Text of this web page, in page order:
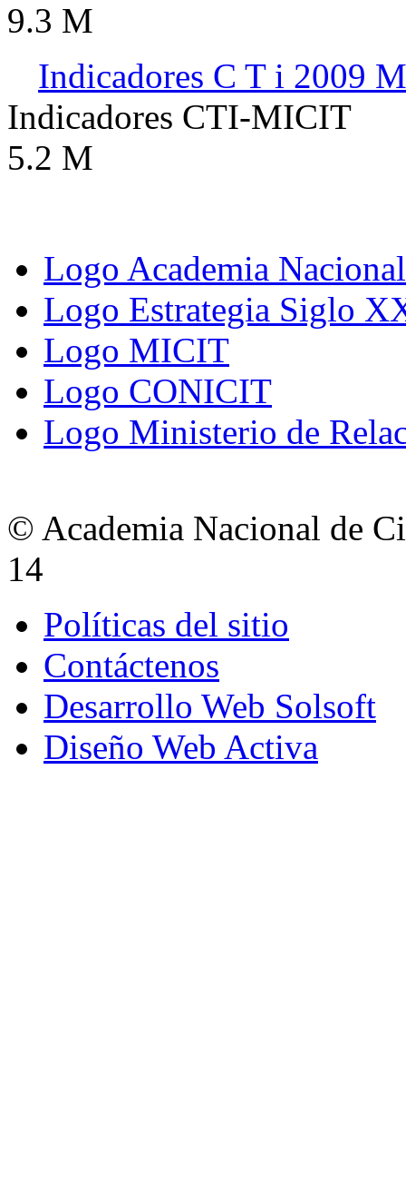
9.3 M
Indicadores C T i 2009
Indicadores CTI-MICIT
5.2 M
Logo Academia
Logo Estrategia Siglo
Logo MICIT
Logo CONICIT
Logo Ministerio de
© Academia Nacional de
14
Políticas del sitio
Contáctenos
Desarrollo Web Solsoft
Diseño Web Activa